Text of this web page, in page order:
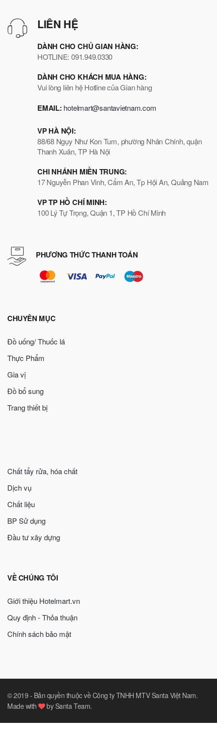
LIÊN HỆ
DÀNH CHO CHỦ GIAN HÀNG:
HOTLINE: 091.949.0330
DÀNH CHO KHÁCH MUA HÀNG:
Vui lòng liên hệ Hotline của Gian hàng
EMAIL: hotelmart@santavietnam.com
VP HÀ NỘI:
88/68 Ngụy Như Kon Tum, phường Nhân Chính, quận
Thanh Xuân, TP Hà Nội
CHI NHÁNH MIỀN TRUNG:
17 Nguyễn Phan Vinh, Cẩm An, Tp Hội An, Quảng Nam
VP TP HỒ CHÍ MINH:
100 Lý Tự Trọng, Quận 1, TP Hồ Chí Minh
PHƯƠNG THỨC THANH TOÁN
CHUYÊN MỤC
Đồ uống/ Thuốc lá
Thực Phẩm
Gia vị
Đồ bổ sung
Trang thiết bị
Chất tẩy rửa, hóa chất
Dịch vụ
Chất liệu
BP Sử dụng
Đầu tư xây dựng
VỀ CHÚNG TÔI
Giới thiệu Hotelmart.vn
Quy định - Thỏa thuận
Chính sách bảo mật
© 2019 - Bản quyền thuộc về Công ty TNHH MTV Santa Việt Nam.
Made with
by Santa Team.